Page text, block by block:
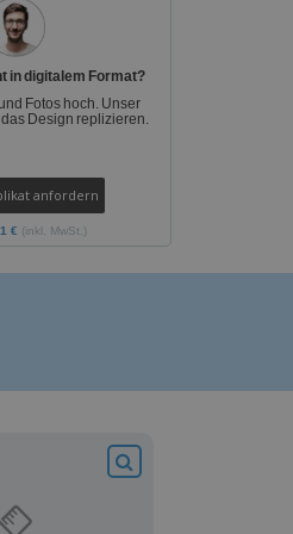
in digitalem Format?
Fotos hoch. Unser
Design replizieren.
anfordern
€ (inkl. MwSt.)